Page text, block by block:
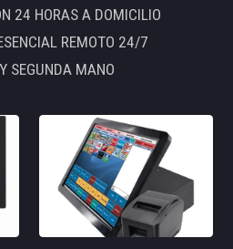
24 HORAS A DOMICILIO
REMOTO 24/7
SEGUNDA MANO